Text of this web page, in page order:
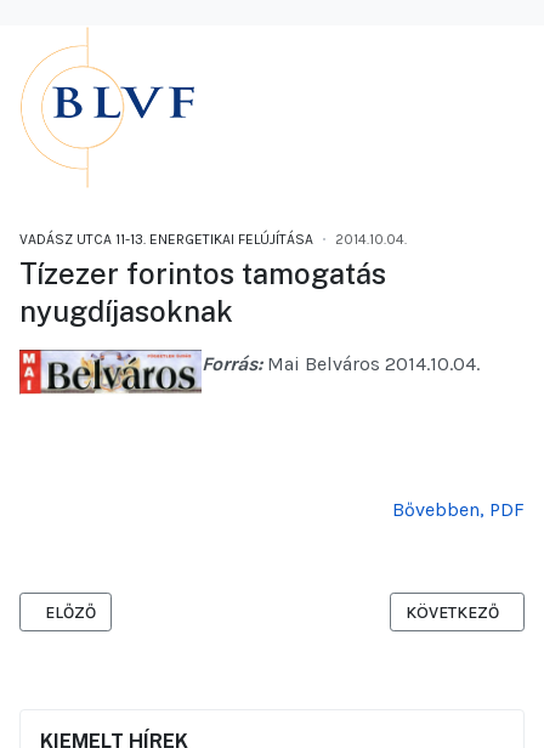
VADÁSZ UTCA 11-13. ENERGETIKAI FELÚJÍTÁSA 2014.10.04.
Tízezer forintos tamogatás
nyugdíjasoknak
Forrás:Mai Belváros 2014.10.04.
Bővebben, PDF
ELŐZŐ CIKK: VADÁSZ UTCAI FELÚJÍTÁSOK
ELŐZŐ KÖVETKEZŐ
KÖVETKEZŐ
KIEMELT HÍREK